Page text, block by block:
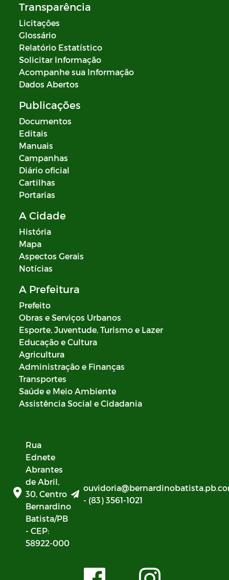
Transparência
Licitações
Glossário
Relatório Estatístico
Solicitar Informação
Acompanhe sua Informação
Dados Abertos
Publicações
Documentos
Editais
Manuais
Campanhas
Diário oficial
Cartilhas
Portarias
A Cidade
História
Mapa
Aspectos Gerais
Notícias
A Prefeitura
Prefeito
Obras e Serviços Urbanos
Esporte, Juventude, Turismo e Lazer
Educação e Cultura
Agricultura
Administração e Finanças
Transportes
Saúde e Meio Ambiente
Assistência Social e Cidadania
Rua
Ednete
Abrantes
de Abril,
30, Centro
Bernardino
Batista/PB
- CEP:
58922-000
- (83) 3561-1021